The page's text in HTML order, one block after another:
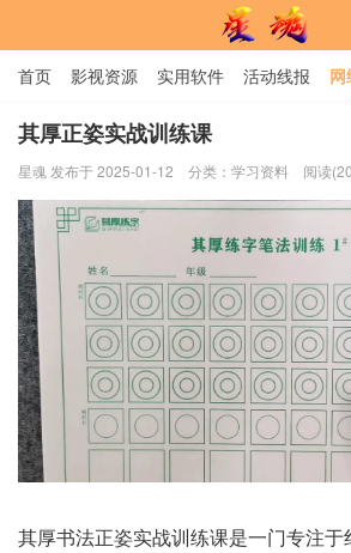
星魂网
首页 影视资源 实用软件 活动线报
用户中心 书籍 娱乐
其厚正姿实战训练课
星魂 发布于 2025-01-12 分类： 学习资料 阅读
其厚书法正姿实战训练课是一门专注